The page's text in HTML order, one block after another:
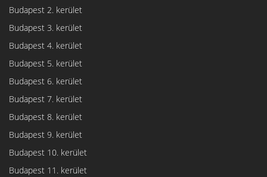
Budapest 2. kerület
Budapest 3. kerület
Budapest 4. kerület
Budapest 5. kerület
Budapest 6. kerület
Budapest 7. kerület
Budapest 8. kerület
Budapest 9. kerület
Budapest 10. kerület
Budapest 11. kerület